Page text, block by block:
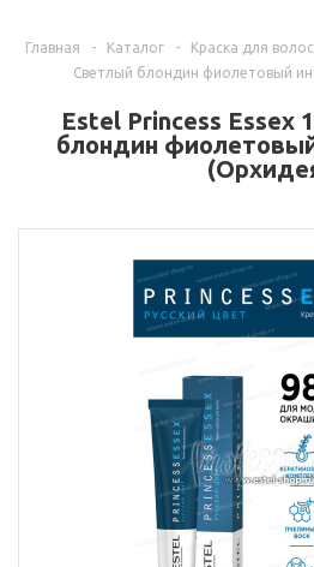
Главная - Каталог - Краска для волос
Светлый блондин фиолетовый
Estel Princess Essex
блондин